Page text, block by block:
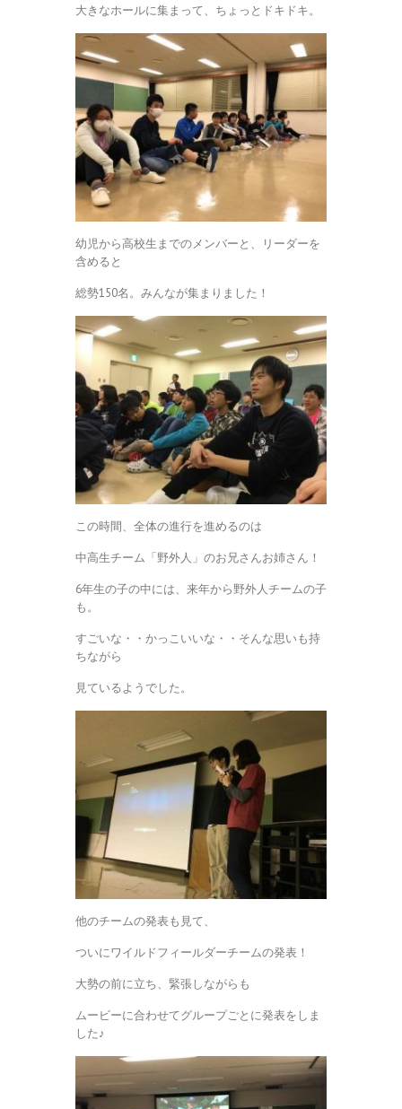
大きなホールに集まって、ちょっとドキドキ。
幼児から高校生までのメンバーと、リーダーを
含めると
総勢150名。みんなが集まりました！
この時間、全体の進行を進めるのは
中高生チーム「野外人」のお兄さんお姉さん！
6年生の子の中には、来年から野外人チームの子
も。
すごいな・・かっこいいな・・そんな思いも持
ちながら
見ているようでした。
他のチームの発表も見て、
ついにワイルドフィールダーチームの発表！
大勢の前に立ち、緊張しながらも
ムービーに合わせてグループごとに発表をしま
した♪